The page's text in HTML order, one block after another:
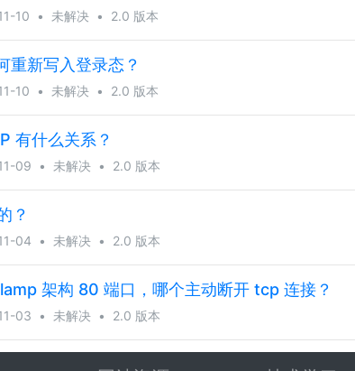
10 • 未解决 • 2.0 版本
新写入登录态？
10 • 未解决 • 2.0 版本
有什么关系？
09 • 未解决 • 2.0 版本
？
04 • 未解决 • 2.0 版本
架构 80 端口，哪个主动断开 tcp 连接？
03 • 未解决 • 2.0 版本
？